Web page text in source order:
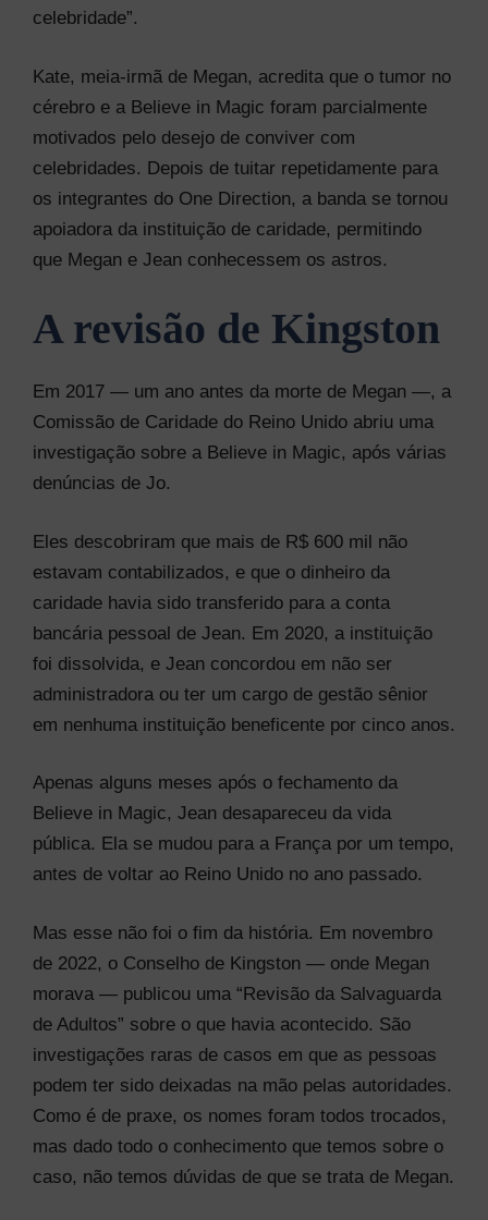
celebridade”.
Kate, meia-irmã de Megan, acredita que o tumor no
cérebro e a Believe in Magic foram parcialmente
motivados pelo desejo de conviver com
celebridades. Depois de tuitar repetidamente para
os integrantes do One Direction, a banda se tornou
apoiadora da instituição de caridade, permitindo
que Megan e Jean conhecessem os astros.
A revisão de Kingston
Em 2017 — um ano antes da morte de Megan —, a
Comissão de Caridade do Reino Unido abriu uma
investigação sobre a Believe in Magic, após várias
denúncias de Jo.
Eles descobriram que mais de R$ 600 mil não
estavam contabilizados, e que o dinheiro da
caridade havia sido transferido para a conta
bancária pessoal de Jean. Em 2020, a instituição
foi dissolvida, e Jean concordou em não ser
administradora ou ter um cargo de gestão sênior
em nenhuma instituição beneficente por cinco anos.
Apenas alguns meses após o fechamento da
Believe in Magic, Jean desapareceu da vida
pública. Ela se mudou para a França por um tempo,
antes de voltar ao Reino Unido no ano passado.
Mas esse não foi o fim da história. Em novembro
de 2022, o Conselho de Kingston — onde Megan
morava — publicou uma “Revisão da Salvaguarda
de Adultos” sobre o que havia acontecido. São
investigações raras de casos em que as pessoas
podem ter sido deixadas na mão pelas autoridades.
Como é de praxe, os nomes foram todos trocados,
mas dado todo o conhecimento que temos sobre o
caso, não temos dúvidas de que se trata de Megan.